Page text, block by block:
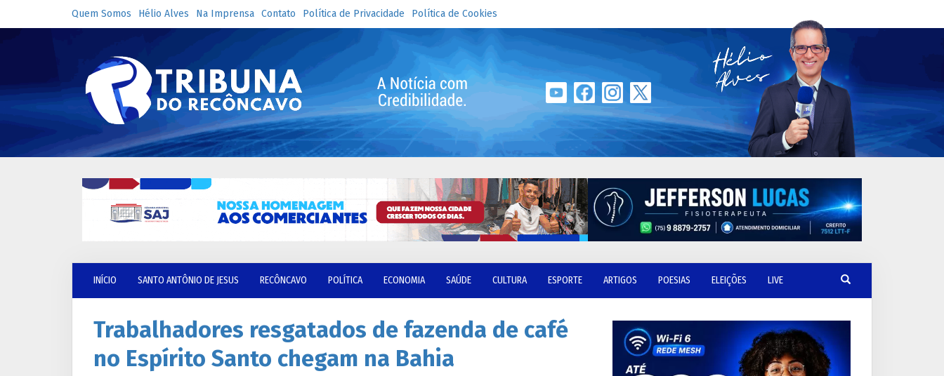
Quem Somos Hélio Alves Na Imprensa Contato Política de Privacidade Política de Cookies
INÍCIO SANTO ANTÔNIO DE JESUS RECÔNCAVO POLÍTICA ECONOMIA SAÚDE CULTURA ESPORTE ARTIGOS POESIAS ELEIÇÕES LIVE
Trabalhadores resgatados de fazenda de café
no Espírito Santo chegam na Bahia